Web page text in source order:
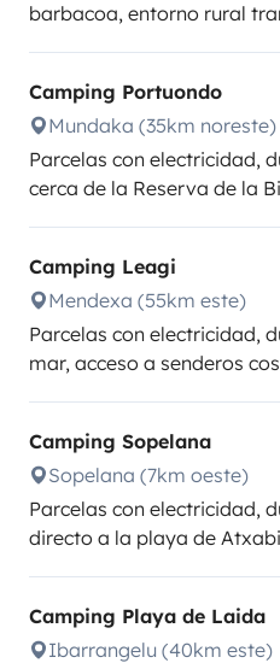
barbacoa, entorno rural
Camping Portuondo
Mundaka (35km noreste)
Parcelas con electricidad,
cerca de la Reserva de la
Camping Leagi
Mendexa (55km este)
Parcelas con electricidad,
mar, acceso a senderos
Camping Sopelana
Sopelana (7km oeste)
Parcelas con electricidad,
directo a la playa de
Camping Playa de Laida
Ibarrangelu (40km este)